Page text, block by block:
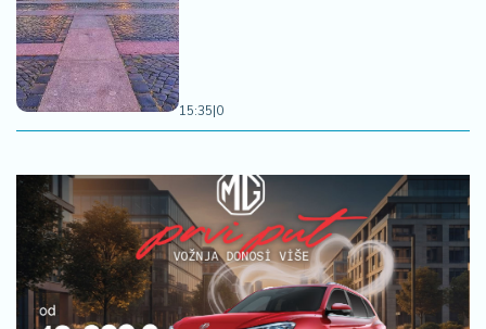
15:35|0